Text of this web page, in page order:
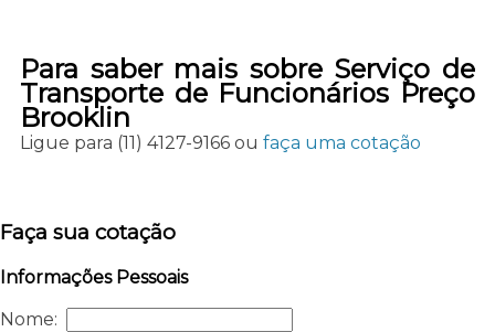
Para saber mais sobre Serviço de
Transporte de Funcionários Preço
Brooklin
Ligue para (11) 4127-9166ou faça uma cotação
Faça sua cotação
Informações Pessoais
Nome: